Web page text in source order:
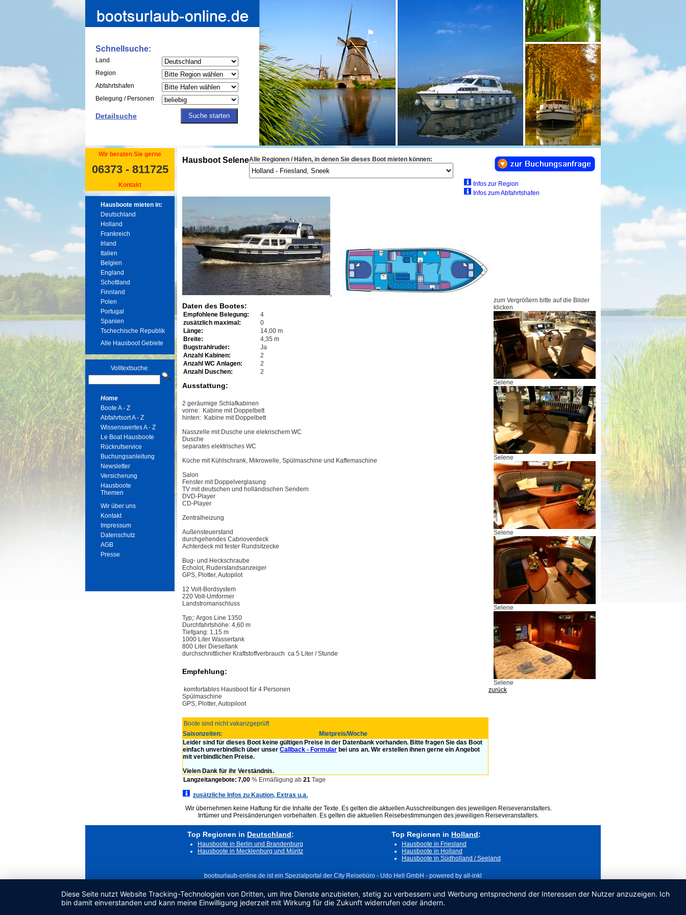
Schnellsuche:
Land
Region
Abfahrtshafen
Belegung / Personen
Detailsuche
Wir beraten Sie gerne
06373 - 811725
Kontakt
Hausboote mieten in:
Deutschland
Holland
Frankreich
Irland
Italien
Belgien
England
Schottland
Finnland
Polen
Portugal
Spanien
Tschechische Republik
Alle Hausboot Gebiete
Volltextsuche:
Home
Boote A - Z
Abfahrtsort A - Z
Wissenswertes A - Z
Le Boat Hausboote
Rückrufservice
Buchungsanleitung
Newsletter
Versicherung
Hausboote
Themen
Wir über uns
Kontakt
Impressum
Datenschutz
AGB
Presse
Hausboot SeleneAlle Regionen / Häfen, in denen Sie dieses Boot mieten können:
Infos zur Region
Infos zum Abfahrtshafen
Daten des Bootes:
Empfohlene Belegung:
4
zusätzlich maximal:
0
Länge:
14,00 m
Breite:
4,35 m
Bugstrahlruder:
Ja
Anzahl Kabinen:
2
Anzahl WC Anlagen:
2
Anzahl Duschen:
2
Ausstattung:
2 geräumige Schlafkabinen
vorne: Kabine mit Doppelbett
hinten: Kabine mit Doppelbett
Nasszelle mit Dusche une elekrischem WC
Dusche
separates elektrisches WC
Küche mit Kühlschrank, Mikrowelle, Spülmaschine und Kaffemaschine
Salon
Fenster mit Doppelverglasung
TV mit deutschen und holländischen Sendern
DVD-Player
CD-Player
Zentralheizung
Außensteuerstand
durchgehendes Cabrioverdeck
Achterdeck mit fester Rundsitzecke
Bug- und Heckschraube
Echolot, Ruderstandsanzeiger
GPS, Plotter, Autopilot
12 Volt-Bordsystem
220 Volt-Umformer
Landstromanschluss
Typ;: Argos Line 1350
Durchfahrtshöhe: 4,60 m
Tiefgang: 1,15 m
1000 Liter Wassertank
800 Liter Dieseltank
durchschnittlicher Kraftstoffverbrauch ca 5 Liter / Stunde
Empfehlung:
komfortables Hausboot für 4 Personen
Spülmaschine
GPS, Plotter, Autopiloot
Boote sind nicht vakanzgeprüft
Saisonzeiten:
Mietpreis/Woche
Leider sind für dieses Boot keine gültigen Preise in der Datenbank vorhanden. Bitte fragen Sie das Boot
einfach unverbindlich über unser Callback - Formular bei uns an. Wir erstellen ihnen gerne ein Angebot
mit verbindlichen Preise.
Vielen Dank für ihr Verständnis.
Langzeitangebote: 7,00 % Ermäßigung ab 21 Tage
zusätzliche Infos zu Kaution, Extras u.a.
zum Vergrößern bitte auf die Bilder
klicken
Selene
Selene
Selene
Selene
Selene
zurück
Wir übernehmen keine Haftung für die Inhalte der Texte. Es gelten die aktuellen Ausschreibungen des jeweiligen Reiseveranstalters.
Irrtümer und Preisänderungen vorbehalten. Es gelten die aktuellen Reisebestimmungen des jeweiligen Reiseveranstalters.
Top Regionen in Deutschland:
Hausboote in Berlin und Brandenburg
Hausboote in Mecklenburg und Müritz
Top Regionen in Holland:
Hausboote in Friesland
Hausboote in Holland
Hausboote in Südholland / Seeland
bootsurlaub-online.de ist ein Spezialportal der City Reisebüro - Udo Hell GmbH - powered by all-inkl
Diese Seite nutzt Website Tracking-Technologien von Dritten, um ihre Dienste anzubieten, stetig zu verbessern und Werbung entsprechend der Interessen der Nutzer anzuzeigen. Ich
bin damit einverstanden und kann meine Einwilligung jederzeit mit Wirkung für die Zukunft widerrufen oder ändern.